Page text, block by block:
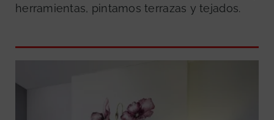
herramientas, pintamos terrazas y tejados.